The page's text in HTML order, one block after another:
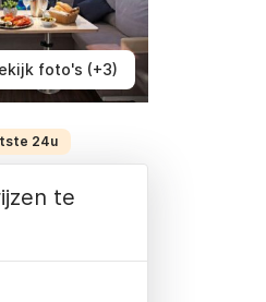
foto's (+3)
24u
te